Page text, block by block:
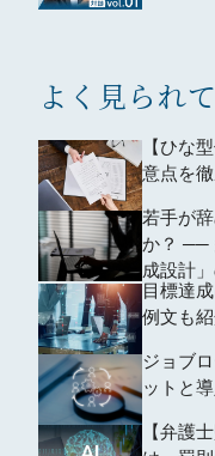
よく見られ
【ひな
意点を
若手が
か？ ──
成設計
目標達
例文も
ジョブ
ットと
【弁護